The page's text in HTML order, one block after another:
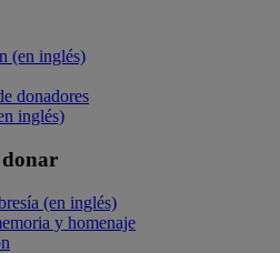
(en inglés)
donadores
inglés)
donar
(en inglés)
y homenaje